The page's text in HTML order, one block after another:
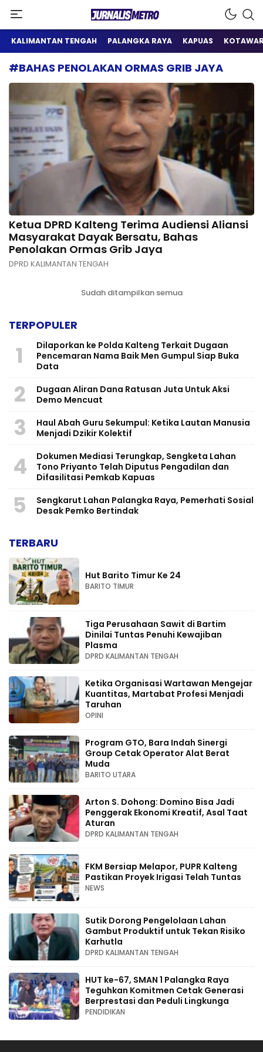
Jurnalis Metro
Satu Wadah Informasi
KALIMANTAN TENGAH PALANGKA RAYA KAPUAS
#BAHAS PENOLAKAN ORMAS GRIB JAYA
Ketua DPRD Kalteng Terima Audiensi Aliansi
Masyarakat Dayak Bersatu, Bahas
Penolakan Ormas Grib Jaya
DPRD KALIMANTAN TENGAH
Sudah ditampilkan semua
TERPOPULER
1
Dilaporkan ke Polda Kalteng Terkait Dugaan
Pencemaran Nama Baik Men Gumpul Siap Buka
Data
2
Dugaan Aliran Dana Ratusan Juta Untuk Aksi
Demo Mencuat
3
Haul Abah Guru Sekumpul: Ketika Lautan Manusia
Menjadi Dzikir Kolektif
4
​Dokumen Mediasi Terungkap, Sengketa Lahan
Tono Priyanto Telah Diputus Pengadilan dan
Difasilitasi Pemkab Kapuas
5
Sengkarut Lahan Palangka Raya, Pemerhati Sosial
Desak Pemko Bertindak
TERBARU
Hut Barito Timur Ke 24
BARITO TIMUR
Tiga Perusahaan Sawit di Bartim
Dinilai Tuntas Penuhi Kewajiban
Plasma
DPRD KALIMANTAN TENGAH
Ketika Organisasi Wartawan Mengejar
Kuantitas, Martabat Profesi Menjadi
Taruhan
OPINI
Program GTO, Bara Indah Sinergi
Group Cetak Operator Alat Berat
Muda
BARITO UTARA
Arton S. Dohong: Domino Bisa Jadi
Penggerak Ekonomi Kreatif, Asal Taat
Aturan
DPRD KALIMANTAN TENGAH
FKM Bersiap Melapor, PUPR Kalteng
Pastikan Proyek Irigasi Telah Tuntas
NEWS
Sutik Dorong Pengelolaan Lahan
Gambut Produktif untuk Tekan Risiko
Karhutla
DPRD KALIMANTAN TENGAH
HUT ke-67, SMAN 1 Palangka Raya
Teguhkan Komitmen Cetak Generasi
Berprestasi dan Peduli Lingkunga
PENDIDIKAN